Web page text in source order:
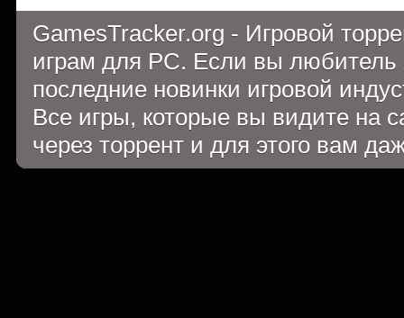
GamesTracker.org - Игровой
играм для PC. Если вы
последние новинки игровой
Все игры, которые вы видите на
через торрент и для этого вам